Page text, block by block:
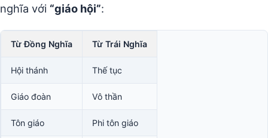
nghĩa với “giáo hội”:
Từ Đồng Nghĩa Từ Trái Nghĩa
Hội thánh Thế tục
Giáo đoàn Vô thần
Tôn giáo Phi tôn giáo